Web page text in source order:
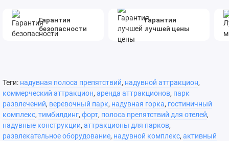
Гарантия
безопасности
Гарантия
лучшей цены
Теги: надувная полоса препятствий, надувной аттракцион,
коммерческий аттракцион, аренда аттракционов, парк
развлечений, веревочный парк, надувная горка, гостиничный
комплекс, тимбилдинг, форт, полоса препятствий для отелей,
надувные конструкции, аттракционы для парков,
развлекательное оборудование, надувной комплекс, активный